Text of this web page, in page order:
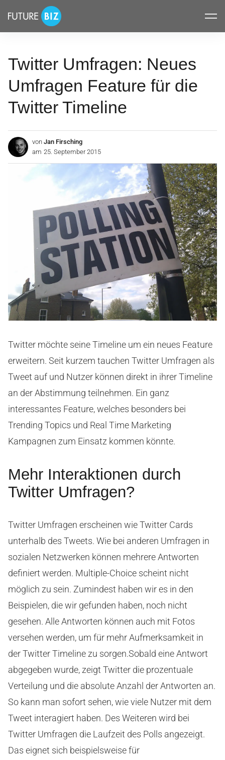
überspringen
FUTUREBIZ
Twitter Umfragen: Neues
Umfragen Feature für die
Twitter Timeline
von Jan Firsching
am 25. September 2015
Twitter möchte seine Timeline um ein neues Feature
erweitern. Seit kurzem tauchen Twitter Umfragen als
Tweet auf und Nutzer können direkt in ihrer Timeline
an der Abstimmung teilnehmen. Ein ganz
interessantes Feature, welches besonders bei
Trending Topics und Real Time Marketing
Kampagnen zum Einsatz kommen könnte.
Mehr Interaktionen durch
Twitter Umfragen?
Twitter Umfragen erscheinen wie Twitter Cards
unterhalb des Tweets. Wie bei anderen Umfragen in
sozialen Netzwerken können mehrere Antworten
definiert werden. Multiple-Choice scheint nicht
möglich zu sein. Zumindest haben wir es in den
Beispielen, die wir gefunden haben, noch nicht
gesehen. Alle Antworten können auch mit Fotos
versehen werden, um für mehr Aufmerksamkeit in
der Twitter Timeline zu sorgen.Sobald eine Antwort
abgegeben wurde, zeigt Twitter die prozentuale
Verteilung und die absolute Anzahl der Antworten an.
So kann man sofort sehen, wie viele Nutzer mit dem
Tweet interagiert haben. Des Weiteren wird bei
Twitter Umfragen die Laufzeit des Polls angezeigt.
Das eignet sich beispielsweise für